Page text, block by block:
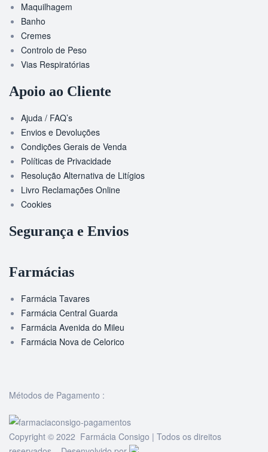
Maquilhagem
Banho
Cremes
Controlo de Peso
Vias Respiratórias
Apoio ao Cliente
Ajuda / FAQ’s
Envios e Devoluções
Condições Gerais de Venda
Políticas de Privacidade
Resolução Alternativa de Litígios
Livro Reclamações Online
Cookies
Segurança e Envios
Farmácias
Farmácia Tavares
Farmácia Central Guarda
Farmácia Avenida do Mileu
Farmácia Nova de Celorico
Métodos de Pagamento :
Copyright © 2022 Farmácia Consigo | Todos os direitos